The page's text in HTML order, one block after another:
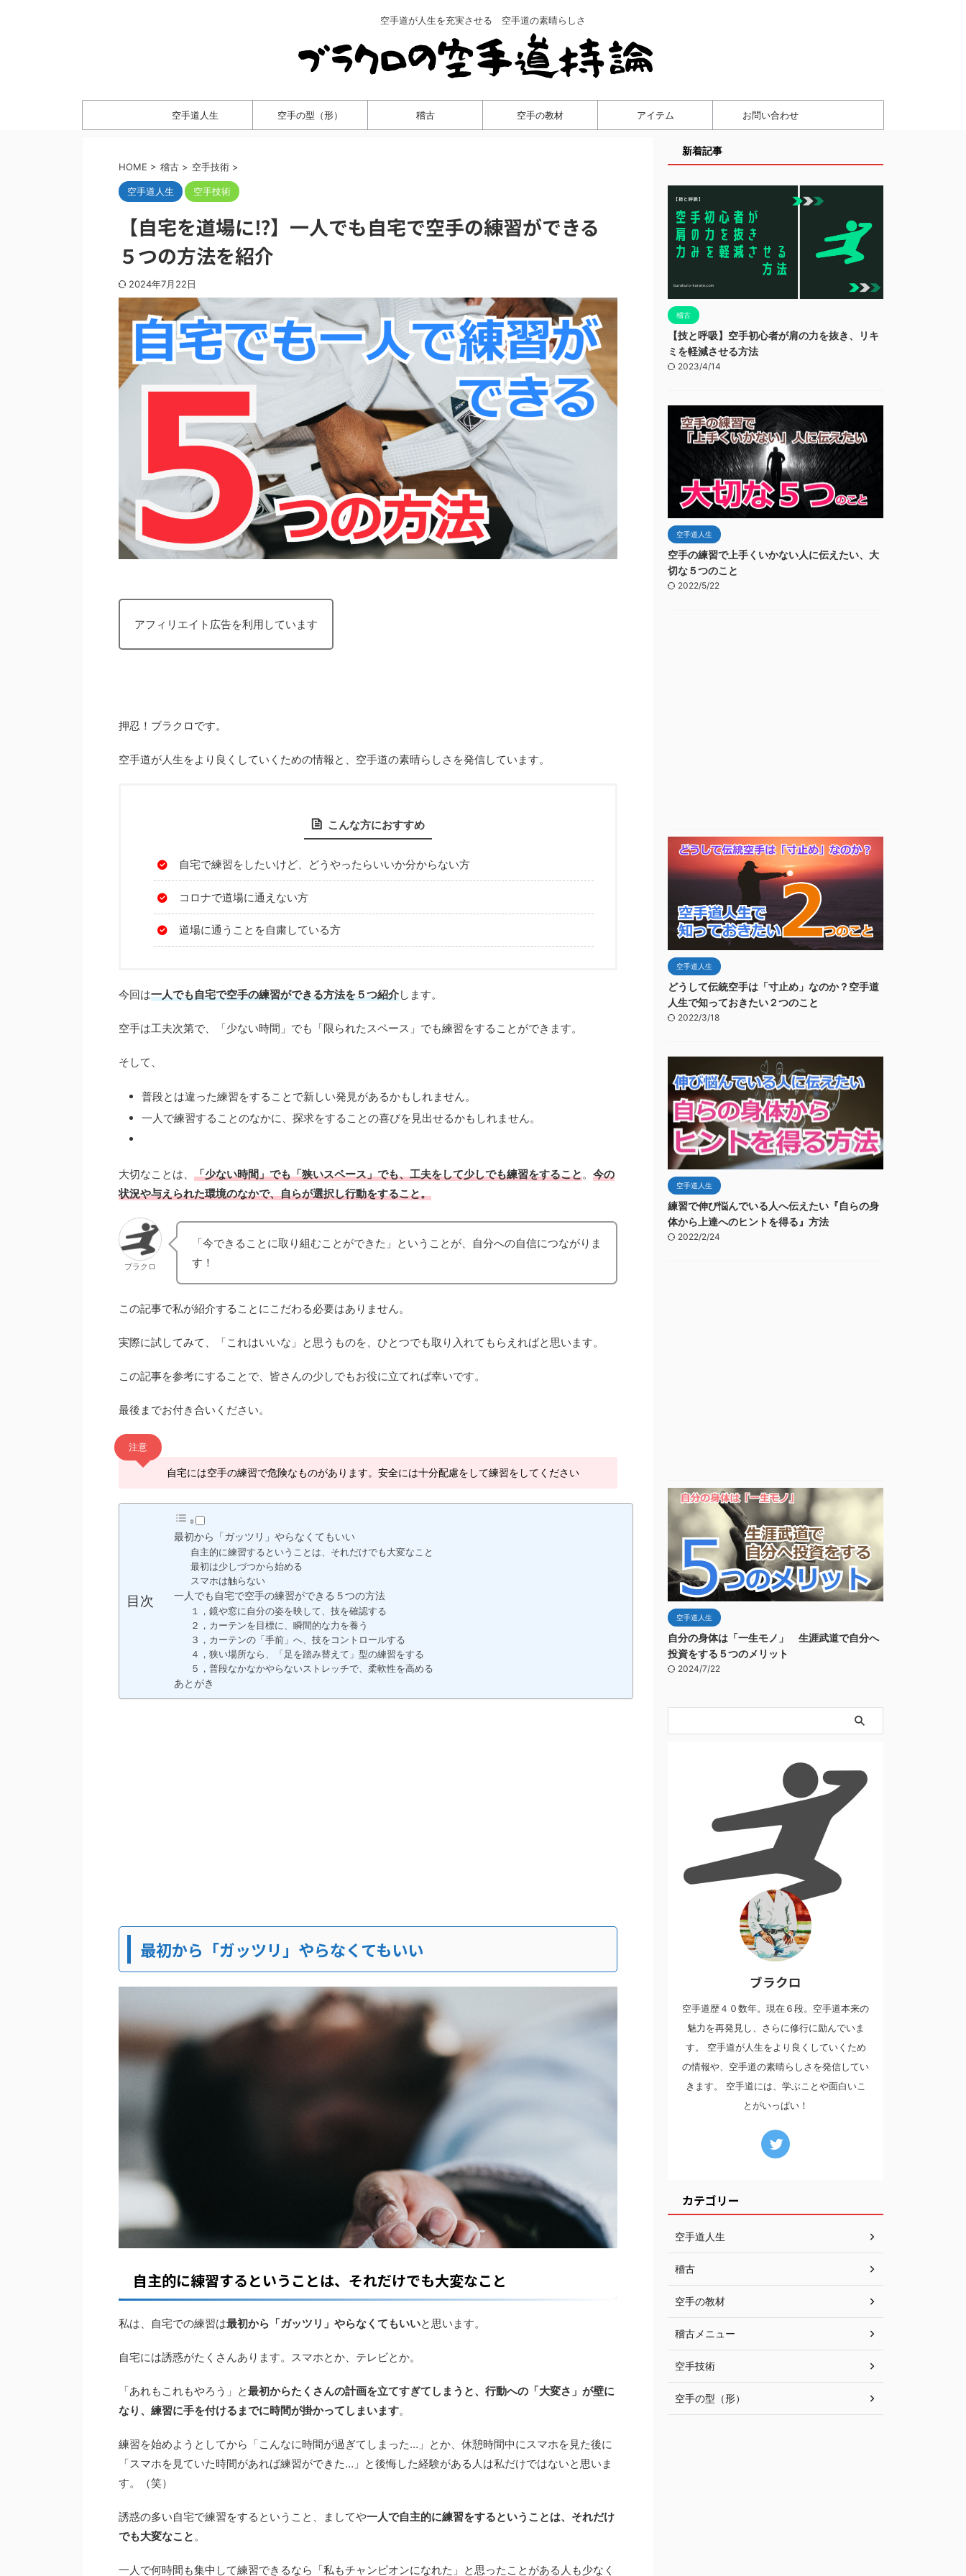
空手道が人生を充実させる 空手道の素晴らしさ
空手道人生 空手の型（形） 稽古 空手の教材 アイテム お問い合わせ
HOME > 稽古 > 空手技術 >
空手道人生 空手技術
【自宅を道場に⁉】一人でも自宅で空手の練習ができる
５つの方法を紹介
2024年7月22日
アフィリエイト広告を利用しています
押忍！ブラクロです。
空手道が人生をより良くしていくための情報と、空手道の素晴らしさを発信しています。
こんな方におすすめ
自宅で練習をしたいけど、どうやったらいいか分からない方
コロナで道場に通えない方
道場に通うことを自粛している方
今回は一人でも自宅で空手の練習ができる方法を５つ紹介します。
空手は工夫次第で、「少ない時間」でも「限られたスペース」でも練習をすることができます。
そして、
普段とは違った練習をすることで新しい発見があるかもしれません。
一人で練習することのなかに、探求をすることの喜びを見出せるかもしれません。
大切なことは、 「少ない時間」でも「狭いスペース」でも、工夫をして少しでも練習をすること。 今の
状況や与えられた環境のなかで、自らが選択し行動をすること。
ブラクロ
「今できることに取り組むことができた」ということが、自分への自信につながりま
す！
この記事で私が紹介することにこだわる必要はありません。
実際に試してみて、「これはいいな」と思うものを、ひとつでも取り入れてもらえればと思います。
この記事を参考にすることで、皆さんの少しでもお役に立てれば幸いです。
最後までお付き合いください。
注意
自宅には空手の練習で危険なものがあります。安全には十分配慮をして練習をしてください
目次
最初から「ガッツリ」やらなくてもいい
自主的に練習するということは、それだけでも大変なこと
最初は少しづつから始める
スマホは触らない
一人でも自宅で空手の練習ができる５つの方法
１，鏡や窓に自分の姿を映して、技を確認する
２，カーテンを目標に、瞬間的な力を養う
３，カーテンの「手前」へ、技をコントロールする
４，狭い場所なら、「足を踏み替えて」型の練習をする
５，普段なかなかやらないストレッチで、柔軟性を高める
あとがき
最初から「ガッツリ」やらなくてもいい
自主的に練習するということは、それだけでも大変なこと
私は、自宅での練習は最初から「ガッツリ」やらなくてもいいと思います。
自宅には誘惑がたくさんあります。スマホとか、テレビとか。
「あれもこれもやろう」と最初からたくさんの計画を立てすぎてしまうと、行動への「大変さ」が壁に
なり、練習に手を付けるまでに時間が掛かってしまいます。
練習を始めようとしてから「こんなに時間が過ぎてしまった…」とか、休憩時間中にスマホを見た後に
「スマホを見ていた時間があれば練習ができた…」と後悔した経験がある人は私だけではないと思いま
す。（笑）
誘惑の多い自宅で練習をするということ、ましてや一人で自主的に練習をするということは、それだけ
でも大変なこと。
一人で何時間も集中して練習できるなら「私もチャンピオンになれた」と思ったことがある人も少なく
新着記事
稽古
【技と呼吸】空手初心者が肩の力を抜き、リキ
ミを軽減させる方法
2023/4/14
空手道人生
空手の練習で上手くいかない人に伝えたい、大
切な５つのこと
2022/5/22
空手道人生
どうして伝統空手は「寸止め」なのか？空手道
人生で知っておきたい２つのこと
2022/3/18
空手道人生
練習で伸び悩んでいる人へ伝えたい『自らの身
体から上達へのヒントを得る』方法
2022/2/24
空手道人生
自分の身体は「一生モノ」 生涯武道で自分へ
投資をする５つのメリット
2024/7/22
ブラクロ
空手道歴４０数年。現在６段。空手道本来の
魅力を再発見し、さらに修行に励んでいま
す。 空手道が人生をより良くしていくため
の情報や、空手道の素晴らしさを発信してい
きます。 空手道には、学ぶことや面白いこ
とがいっぱい！
カテゴリー
空手道人生
稽古
空手の教材
稽古メニュー
空手技術
空手の型（形）